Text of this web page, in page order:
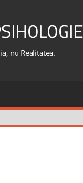
nu Realitatea.